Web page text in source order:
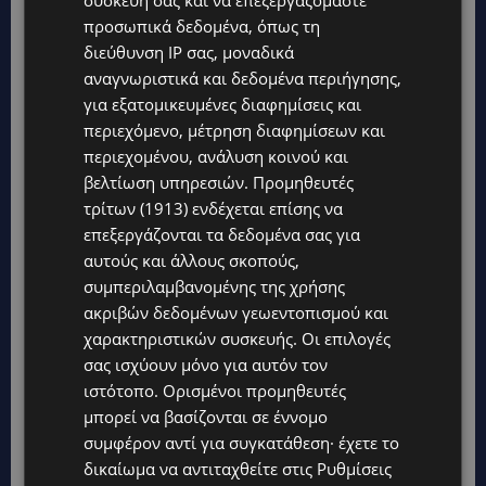
πιο μακροχρόνια αποτελέσματα επιβίωσης,
καθώς οι νέοι συνδυασμοί φαρμάκων
επιτρέπουν, σήμερα, σε περισσότερους
ασθενείς να ζουν περισσότερο και με καλύτερη
ποιότητα ζωής. Η κα Βασιλειάδου κατέληξε ότι
είναι σημαντική η υποστήριξη της έρευνας και
της συνεργασίας ιατρών, ασθενών και φορέων.
Δρ. Ονούφριος Τσαβαρής, Παθολόγος
Ογκολόγος στο Γερμανικό Ογκολογικό Κέντρο,
σημείωσε ότι η φροντίδα των ασθενών και η
λήψη κλινικών αποφάσεων πρέπει να
βασίζονται στα καλύτερα διαθέσιμα
ερευνητικά δεδομένα. Ο κ. Τσαβαρής ανέλυσε
τη σημασία της εφαρμογής των θεραπευτικών
κατευθυντήριων γραμμών, οι οποίες
προσωπικά δεδομένα, όπως τη
διεύθυνση IP σας, μοναδικά
αναγνωριστικά και δεδομένα περιήγησης,
για εξατομικευμένες διαφημίσεις και
περιεχόμενο, μέτρηση διαφημίσεων και
περιεχομένου, ανάλυση κοινού και
βελτίωση υπηρεσιών. Προμηθευτές
τρίτων (1913) ενδέχεται επίσης να
επεξεργάζονται τα δεδομένα σας για
αυτούς και άλλους σκοπούς,
συμπεριλαμβανομένης της χρήσης
ακριβών δεδομένων γεωεντοπισμού και
χαρακτηριστικών συσκευής. Οι επιλογές
σας ισχύουν μόνο για αυτόν τον
ιστότοπο. Ορισμένοι προμηθευτές
μπορεί να βασίζονται σε έννομο
συμφέρον αντί για συγκατάθεση· έχετε το
δικαίωμα να αντιταχθείτε στις Ρυθμίσεις